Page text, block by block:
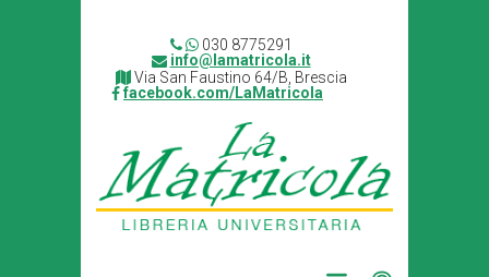
030 8775291
info@lamatricola.it
Via San Faustino 64/B, Brescia
facebook.com/LaMatricola